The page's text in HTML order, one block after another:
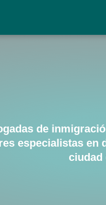
de
especialistas en
ciudad